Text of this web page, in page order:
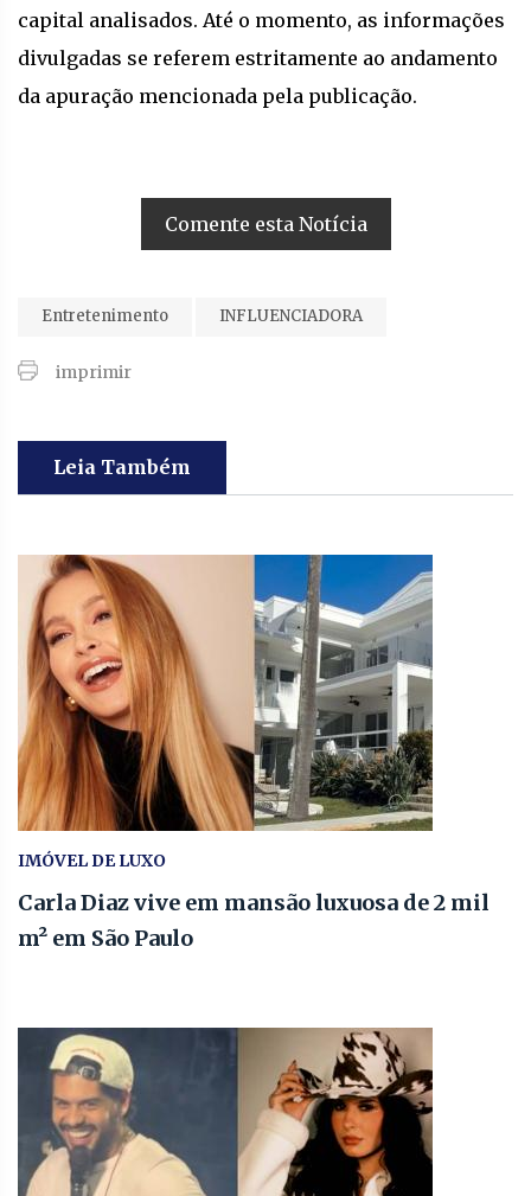
capital analisados. Até o momento, as informações
divulgadas se referem estritamente ao andamento
da apuração mencionada pela publicação.
Comente esta Notícia
Entretenimento INFLUENCIADORA
imprimir
Leia Também
IMÓVEL DE LUXO
Carla Diaz vive em mansão luxuosa de 2 mil
m² em São Paulo